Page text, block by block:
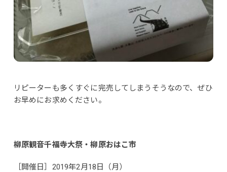
リピーターも多くすぐに完売してしまうそうなので、ぜひ
お早めにお求めください。
柳原観音千福寺大祭・柳原おはこ市
［開催日］2019年2月18日（月）